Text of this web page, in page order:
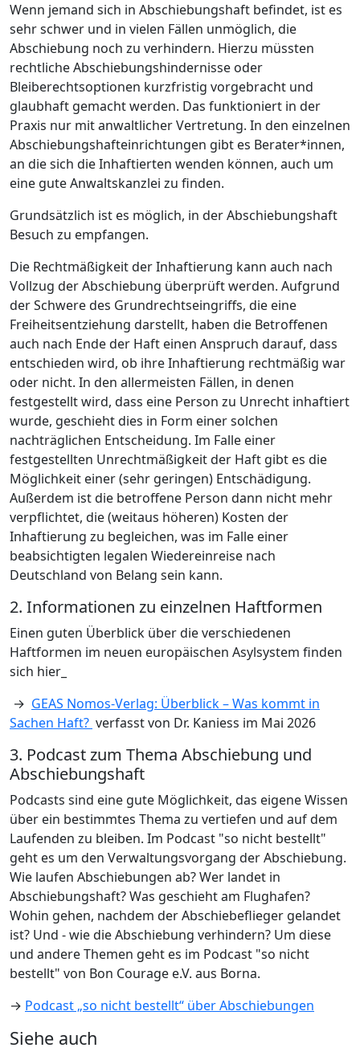
Wenn jemand sich in Abschiebungshaft befindet, ist es
sehr schwer und in vielen Fällen unmöglich, die
Abschiebung noch zu verhindern. Hierzu müssten
rechtliche Abschiebungshindernisse oder
Bleiberechtsoptionen kurzfristig vorgebracht und
glaubhaft gemacht werden. Das funktioniert in der
Praxis nur mit anwaltlicher Vertretung. In den einzelnen
Abschiebungshafteinrichtungen gibt es Berater*innen,
an die sich die Inhaftierten wenden können, auch um
eine gute Anwaltskanzlei zu finden.
Grundsätzlich ist es möglich, in der Abschiebungshaft
Besuch zu empfangen.
Die Rechtmäßigkeit der Inhaftierung kann auch nach
Vollzug der Abschiebung überprüft werden. Aufgrund
der Schwere des Grundrechtseingriffs, die eine
Freiheitsentziehung darstellt, haben die Betroffenen
auch nach Ende der Haft einen Anspruch darauf, dass
entschieden wird, ob ihre Inhaftierung rechtmäßig war
oder nicht. In den allermeisten Fällen, in denen
festgestellt wird, dass eine Person zu Unrecht inhaftiert
wurde, geschieht dies in Form einer solchen
nachträglichen Entscheidung. Im Falle einer
festgestellten Unrechtmäßigkeit der Haft gibt es die
Möglichkeit einer (sehr geringen) Entschädigung.
Außerdem ist die betroffene Person dann nicht mehr
verpflichtet, die (weitaus höheren) Kosten der
Inhaftierung zu begleichen, was im Falle einer
beabsichtigten legalen Wiedereinreise nach
Deutschland von Belang sein kann.
2. Informationen zu einzelnen Haftformen
Einen guten Überblick über die verschiedenen
Haftformen im neuen europäischen Asylsystem finden
sich hier_
→ GEAS Nomos-Verlag: Überblick – Was kommt in
Sachen Haft? verfasst von Dr. Kaniess im Mai 2026
3. Podcast zum Thema Abschiebung und
Abschiebungshaft
Podcasts sind eine gute Möglichkeit, das eigene Wissen
über ein bestimmtes Thema zu vertiefen und auf dem
Laufenden zu bleiben. Im Podcast "so nicht bestellt"
geht es um den Verwaltungsvorgang der Abschiebung.
Wie laufen Abschiebungen ab? Wer landet in
Abschiebungshaft? Was geschieht am Flughafen?
Wohin gehen, nachdem der Abschiebeflieger gelandet
ist? Und - wie die Abschiebung verhindern? Um diese
und andere Themen geht es im Podcast "so nicht
bestellt" von Bon Courage e.V. aus Borna.
→ Podcast „so nicht bestellt“ über Abschiebungen
Siehe auch